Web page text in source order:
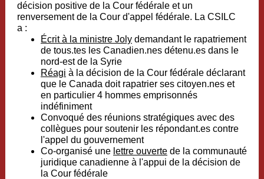
décision positive de la Cour fédérale et un
renversement de la Cour d'appel fédérale. La CSILC
a :
Écrit à la ministre Joly demandant le rapatriement
de tous.tes les Canadien.nes détenu.es dans le
nord-est de la Syrie
Réagi à la décision de la Cour fédérale déclarant
que le Canada doit rapatrier ses citoyen.nes et
en particulier 4 hommes emprisonnés
indéfiniment
Convoqué des réunions stratégiques avec des
collègues pour soutenir les répondant.es contre
l'appel du gouvernement
Co-organisé une lettre ouverte de la communauté
juridique canadienne à l'appui de la décision de
la Cour fédérale